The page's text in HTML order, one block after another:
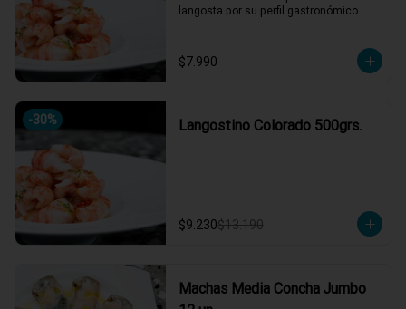
langosta por su perfil gastronómico.
$7.990
-30% Langostino Colorado 500grs.
$9.230$13.190
Machas Media Concha Jumbo